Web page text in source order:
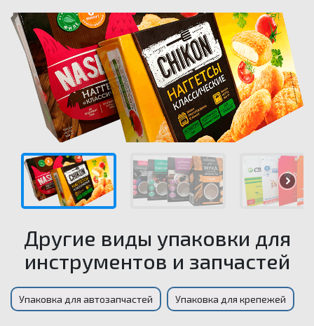
Другие виды упаковки для
инструментов и запчастей
Упаковка для автозапчастей Упаковка для крепежей